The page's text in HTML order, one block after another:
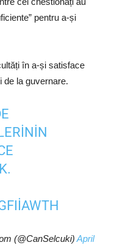
pentru a-și
în a-și satisface
de la guvernare.
(@CanSelcuki)April